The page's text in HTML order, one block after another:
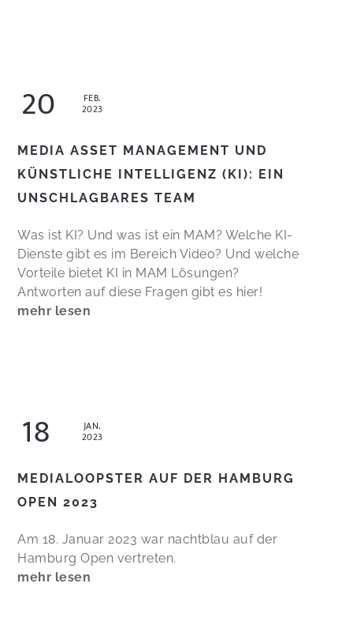
FEB.
20 2023
MEDIA ASSET MANAGEMENT UND
KÜNSTLICHE INTELLIGENZ (KI): EIN
UNSCHLAGBARES TEAM
Was ist KI? Und was ist ein MAM? Welche KI-
Dienste gibt es im Bereich Video? Und welche
Vorteile bietet KI in MAM Lösungen?
Antworten auf diese Fragen gibt es hier!
mehr lesen
JAN.
18 2023
MEDIALOOPSTER AUF DER HAMBURG
OPEN 2023
Am 18. Januar 2023 war nachtblau auf der
Hamburg Open vertreten.
mehr lesen